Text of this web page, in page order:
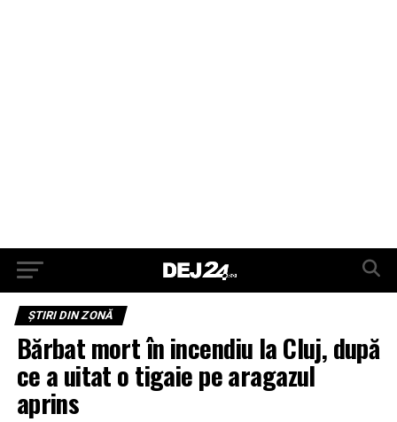
ŞTIRI DIN ZONĂ
Bărbat mort în incendiu la Cluj, după
ce a uitat o tigaie pe aragazul
aprins